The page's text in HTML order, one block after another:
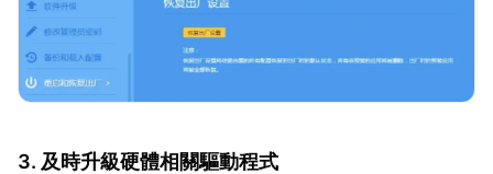
3. 及時升級硬體相關驅動程式